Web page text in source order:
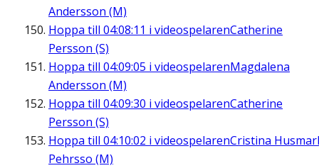
Andersson (M)
Hoppa till 04:08:11 i videospelarenCatherine
Persson (S)
Hoppa till 04:09:05 i videospelarenMagdalena
Andersson (M)
Hoppa till 04:09:30 i videospelarenCatherine
Persson (S)
Hoppa till 04:10:02 i videospelarenCristina
Pehrsso (M)